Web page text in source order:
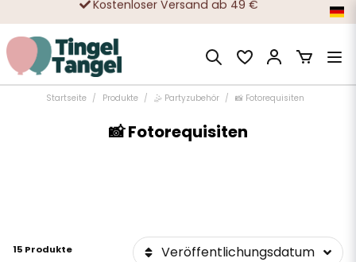
Sicheres Einkaufen mit Klarna oder Karte
Zehntausende zufriedene Kunden
Startseite Produkte 🤹 Partyzubehör 📸 Fotorequisiten
📸 Fotorequisiten
15 Produkte Veröffentlichungsdatum